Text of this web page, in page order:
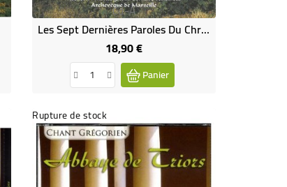
Cd-A
Les Sept Dernières Paroles Du Christ En Croix De Joseph Haydn (CD)
18,90 €Prix
Panier
Rupture de stock